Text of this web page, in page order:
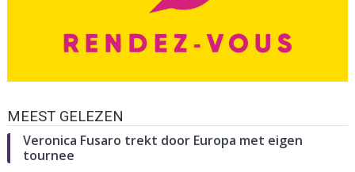
MEEST GELEZEN
Veronica Fusaro trekt door Europa met eigen
tournee